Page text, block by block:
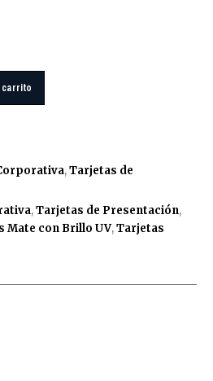
carrito
,Tarjetas de
,Tarjetas de Presentación,
Mate con Brillo UV,Tarjetas